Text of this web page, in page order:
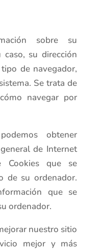
sobre su
su dirección
de navegador,
Se trata de
navegar por
obtener
de Internet
Cookies que se
de su ordenador.
que se
ordenador.
nuestro sitio
mejor y más